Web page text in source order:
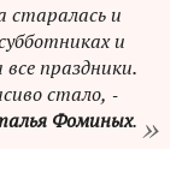
старалась и
и
праздники.
стало, ‑
Фоминых.